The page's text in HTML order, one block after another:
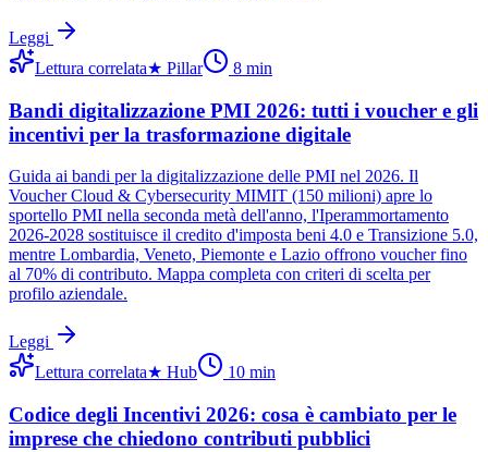
Leggi
Lettura correlata★ Pillar 8 min
Bandi digitalizzazione PMI 2026: tutti i voucher e gli
incentivi per la trasformazione digitale
Guida ai bandi per la digitalizzazione delle PMI nel 2026. Il
Voucher Cloud & Cybersecurity MIMIT (150 milioni) apre lo
sportello PMI nella seconda metà dell'anno, l'Iperammortamento
2026-2028 sostituisce il credito d'imposta beni 4.0 e Transizione 5.0,
mentre Lombardia, Veneto, Piemonte e Lazio offrono voucher fino
al 70% di contributo. Mappa completa con criteri di scelta per
profilo aziendale.
Leggi
Lettura correlata★ Hub 10 min
Codice degli Incentivi 2026: cosa è cambiato per le
imprese che chiedono contributi pubblici